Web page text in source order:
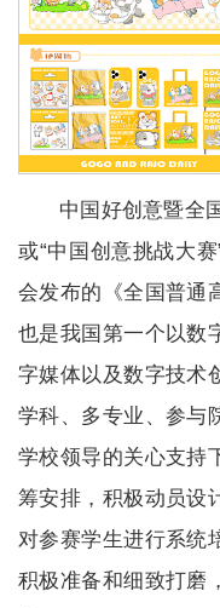
中国好创意暨全
或“中国创意挑战大
会发布的《全国普通
也是我国第一个以数
字媒体以及数字技术
学科、多专业、参与
学校领导的关心支持
筹安排，积极动员设
对参赛学生进行系统
积极准备和细致打磨